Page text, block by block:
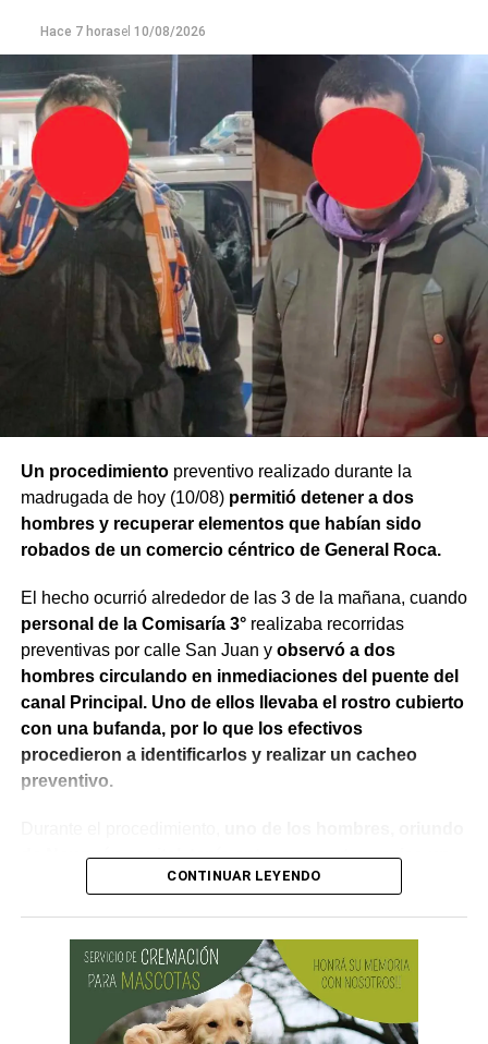
Villarruel remarcó además que el ataque ocurrió en la vía
pública y frente a numerosas personas, cuya intervención
permitió asistir a la víctima.
La representante del Ministerio Público Fiscal también
destacó las consecuencias físicas y psicológicas que
sufrió el adolescente, quien tenía 17 años al momento del
hecho.
«Pesa en nuestro pedido el daño ocasionado, esto lo
vimos reflejado tanto en las palabras y las vivencias de la
madre del adolescente, como también en lo que tiene que
ver con el tiempo de recuperación, el tiempo de
convalecencia en el hospital, y se suman las palabras del
médico forense», explicó.
Según se expuso durante la audiencia,el joven
para evitar lesiones en su cráneo.
La Fiscalía también hizo referencia al impacto que el
ataque tuvo en su vida cotidiana. «Con sólo 17 años y a
raíz de lo acontecido, la víctima fue desarraigada de su
vida de estudiante secundario, perdió todo tipo de vínculo
con sus compañeros, además se suma que durante
mucho tiempo estuvo con medicación y a esto le siguió la
Para el Ministerio Público Fiscal, también debe tenerse
en cuenta el daño psicológico sufrido por el adolescente.
la querella solicitó una pena de 7
años de prisión efectiva, mientras que el defensor
particular pidió 5 años y 4 meses.
Hace 7 horasel 10/08/2026
Un procedimientopreventivo realizado durante la
madrugada de hoy (10/08) permitió detener a dos
hombres y recuperar elementos que habían sido
robados de un comercio céntrico de General Roca.
El hecho ocurrió alrededor de las 3 de la mañana, cuando
personal de la Comisaría 3° realizaba recorridas
preventivas por calle San Juan y observó a dos
hombres circulando en inmediaciones del puente del
canal Principal. Uno de ellos llevaba el rostro cubierto
con una bufanda, por lo que los efectivos
procedieron a identificarlos y realizar un cacheo
preventivo.
de Neuquén capital, tenía entre sus pertenencias un
teléfono celular y un dispositivo posnet. La
Almacén Saludable, ubicado en 25 de Mayo 1090.
Ante esta situación,un móvil policial se dirigió hasta el
comercio y constató que la puerta de ingreso había
CONTINUAR LEYENDO